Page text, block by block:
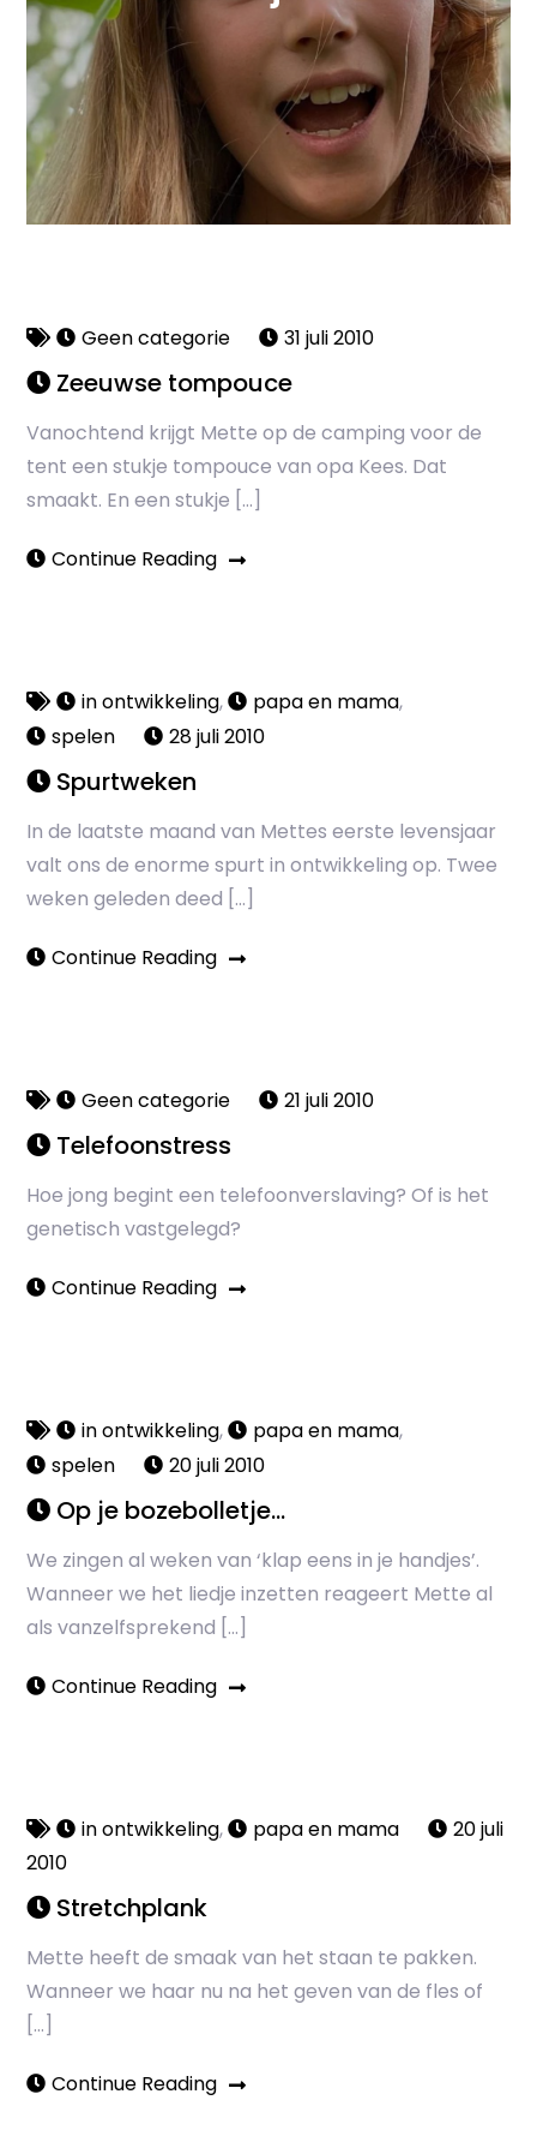
Geen categorie 31 juli 2010
Zeeuwse tompouce
Vanochtend krijgt Mette op de camping voor de
tent een stukje tompouce van opa Kees. Dat
smaakt. En een stukje […]
Continue Reading
in ontwikkeling, papa en mama,
spelen
28 juli 2010
Spurtweken
In de laatste maand van Mettes eerste levensjaar
valt ons de enorme spurt in ontwikkeling op. Twee
weken geleden deed […]
Continue Reading
Geen categorie 21 juli 2010
Telefoonstress
Hoe jong begint een telefoonverslaving? Of is het
genetisch vastgelegd?
Continue Reading
in ontwikkeling, papa en mama,
spelen
20 juli 2010
Op je bozebolletje…
We zingen al weken van ‘klap eens in je handjes’.
Wanneer we het liedje inzetten reageert Mette al
als vanzelfsprekend […]
Continue Reading
in ontwikkeling, papa en mama
20 juli
2010
Stretchplank
Mette heeft de smaak van het staan te pakken.
Wanneer we haar nu na het geven van de fles of
[…]
Continue Reading